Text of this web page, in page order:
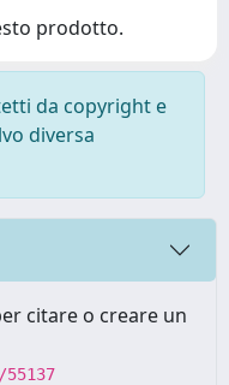
prodotto.
da copyright e
diversa
citare o creare un